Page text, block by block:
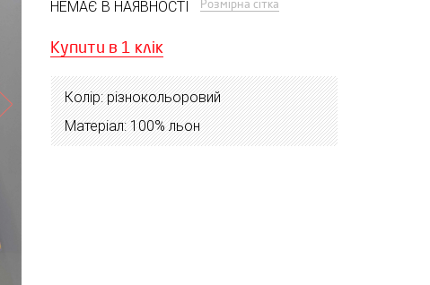
НЕМАЄ В НАЯВНОСТІ Розмірна сітка
Купити в 1 клік
Колір: різнокольоровий
Матеріал: 100% льон